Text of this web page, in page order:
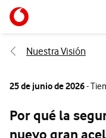
Ir a la pagina principal de
Nuestra Visión
25 de junio de 2026-
Por qué la
nuevo gran